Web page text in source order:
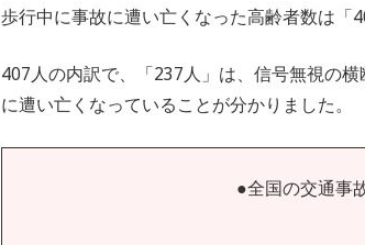
歩行中に事故に遭い亡くなった高齢者数は「
407人の内訳で、「237人」は、信号無視の
に遭い亡くなっていることが分かりました。
●全国の交通事